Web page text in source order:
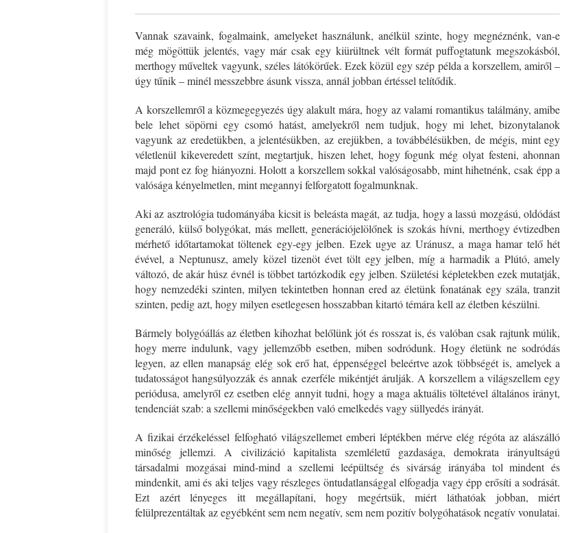
Vannak szavaink, fogalmaink, amelyeket használunk, anélkül szinte, hogy megnéznénk, van-e
még mögöttük jelentés, vagy már csak egy kiürültnek vélt formát puffogtatunk megszokásból,
merthogy műveltek vagyunk, széles látókörűek. Ezek közül egy szép példa a korszellem, amiről –
úgy tűnik – minél messzebbre ásunk vissza, annál jobban értéssel telítődik.
A korszellemről a közmegegyezés úgy alakult mára, hogy az valami romantikus találmány, amibe
bele lehet söpörni egy csomó hatást, amelyekről nem tudjuk, hogy mi lehet, bizonytalanok
vagyunk az eredetükben, a jelentésükben, az erejükben, a továbbélésükben, de mégis, mint egy
véletlenül kikeveredett színt, megtartjuk, hiszen lehet, hogy fogunk még olyat festeni, ahonnan
majd pont ez fog hiányozni. Holott a korszellem sokkal valóságosabb, mint hihetnénk, csak épp a
valósága kényelmetlen, mint megannyi felforgatott fogalmunknak.
Aki az asztrológia tudományába kicsit is beleásta magát, az tudja, hogy a lassú mozgású, oldódást
generáló, külső bolygókat, más mellett, generációjelölőnek is szokás hívni, merthogy évtizedben
mérhető időtartamokat töltenek egy-egy jelben. Ezek ugye az Uránusz, a maga hamar telő hét
évével, a Neptunusz, amely közel tizenöt évet tölt egy jelben, míg a harmadik a Plútó, amely
változó, de akár húsz évnél is többet tartózkodik egy jelben. Születési képletekben ezek mutatják,
hogy nemzedéki szinten, milyen tekintetben honnan ered az életünk fonatának egy szála, tranzit
szinten, pedig azt, hogy milyen esetlegesen hosszabban kitartó témára kell az életben készülni.
Bármely bolygóállás az életben kihozhat belőlünk jót és rosszat is, és valóban csak rajtunk múlik,
hogy merre indulunk, vagy jellemzőbb esetben, miben sodródunk. Hogy életünk ne sodródás
legyen, az ellen manapság elég sok erő hat, éppenséggel beleértve azok többségét is, amelyek a
tudatosságot hangsúlyozzák és annak ezerféle mikéntjét árulják. A korszellem a világszellem egy
periódusa, amelyről ez esetben elég annyit tudni, hogy a maga aktuális töltetével általános irányt,
tendenciát szab: a szellemi minőségekben való emelkedés vagy süllyedés irányát.
A fizikai érzékeléssel felfogható világszellemet emberi léptékben mérve elég régóta az alászálló
minőség jellemzi. A civilizáció kapitalista szemléletű gazdasága, demokrata irányultságú
társadalmi mozgásai mind-mind a szellemi leépültség és sivárság irányába tol mindent és
mindenkit, ami és aki teljes vagy részleges öntudatlansággal elfogadja vagy épp erősíti a sodrását.
Ezt azért lényeges itt megállapítani, hogy megértsük, miért láthatóak jobban, miért
felülprezentáltak az egyébként sem nem negatív, sem nem pozitív bolygóhatások negatív vonulatai.
Marietta: Szavak a fényből Káplán Géza: Erotikai kalauz
Parvathy Baul: A NAGY LELKEK DALAI.
Bevezetés a bául ösvénybe (Fordította:
Rideg Zsófia)